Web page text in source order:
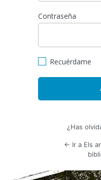
Contraseña
Recuérdame
¿Has
← Ir a Els